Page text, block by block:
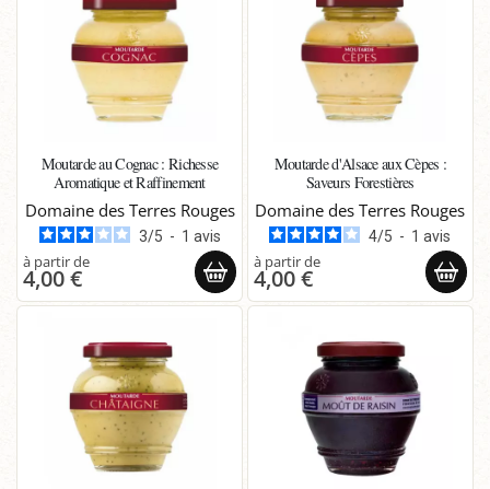
Moutarde au Cognac : Richesse
Aromatique et Raffinement
Domaine des Terres Rouges
3/5 - 1 avis
4,00 €
Moutarde d'Alsace aux Cèpes :
Saveurs Forestières
Domaine des Terres Rouges
4/5 - 1avis
4,00 €